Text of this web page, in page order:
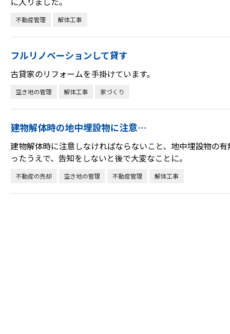
不動産管理 解体工事
フルリノベーションして貸す
古貸家のリフォームを手掛けています。
空き地の管理 解体工事 家づくり
建物解体時の地中埋設物に注意…
建物解体時に注意しなければならないこと、地中埋設物の
ったうえで、告知をしないと後で大変なことに。
不動産の売却 空き地の管理 不動産管理 解体工事